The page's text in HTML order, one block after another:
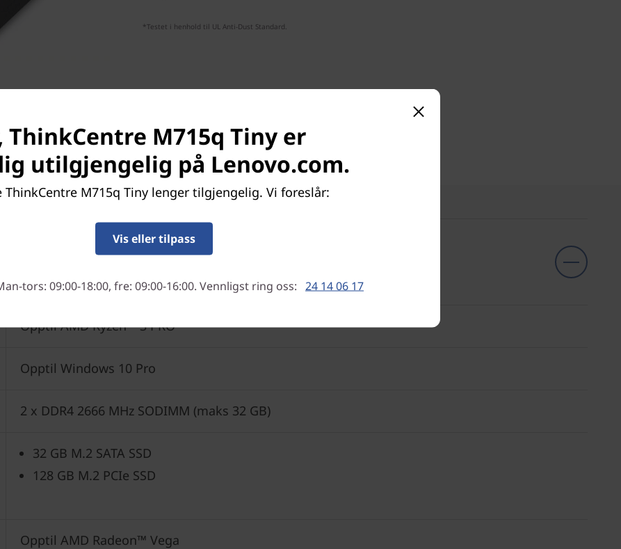
*Testet i henhold til UL Anti-Dust Standard.
Opptil AMD Ryzen™ 3 PRO
Opptil Windows 10 Pro
2 x DDR4 2666 MHz SODIMM (maks 32 GB)
32 GB M.2 SATA SSD
128 GB M.2 PCIe SSD
Opptil AMD Radeon™ Vega
ThinkCentre M715q Tiny er
utilgjengelig på Lenovo.com.
ThinkCentre M715q Tiny lenger tilgjengelig. Vi foreslår:
Vis eller tilpass
tors: 09:00-18:00, fre: 09:00-16:00. Vennligst ring oss: 24 14 06 17